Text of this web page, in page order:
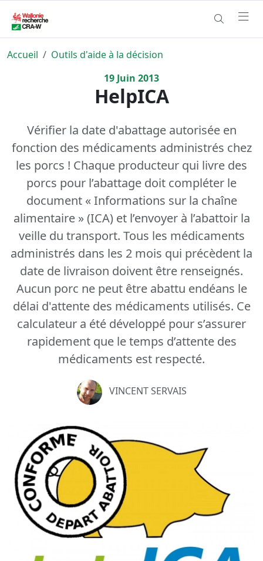
Accueil
Outils d'aide à la décision
19 Juin 2013
HelpICA
Vérifier la date d'abattage autorisée en
fonction des médicaments administrés chez
les porcs ! Chaque producteur qui livre des
porcs pour l’abattage doit compléter le
document « Informations sur la chaîne
alimentaire » (ICA) et l’envoyer à l’abattoir la
veille du transport. Tous les médicaments
administrés dans les 2 mois qui précèdent la
date de livraison doivent être renseignés.
Aucun porc ne peut être abattu endéans le
délai d'attente des médicaments utilisés. Ce
calculateur a été développé pour s’assurer
rapidement que le temps d’attente des
médicaments est respecté.
VINCENT SERVAIS